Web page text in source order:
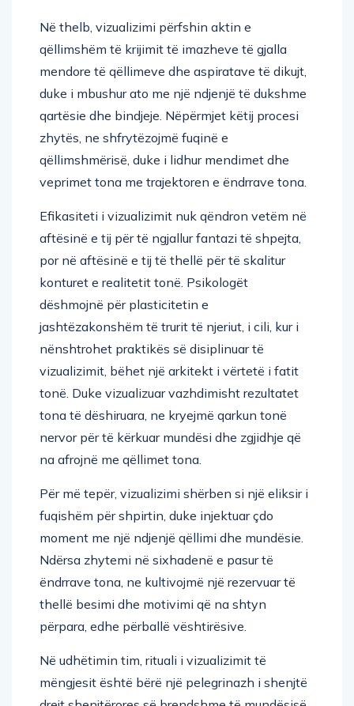
Në thelb, vizualizimi përfshin aktin e
qëllimshëm të krijimit të imazheve të gjalla
mendore të qëllimeve dhe aspiratave të dikujt,
duke i mbushur ato me një ndjenjë të dukshme
qartësie dhe bindjeje. Nëpërmjet këtij procesi
zhytës, ne shfrytëzojmë fuqinë e
qëllimshmërisë, duke i lidhur mendimet dhe
veprimet tona me trajektoren e ëndrrave tona.
Efikasiteti i vizualizimit nuk qëndron vetëm në
aftësinë e tij për të ngjallur fantazi të shpejta,
por në aftësinë e tij të thellë për të skalitur
konturet e realitetit tonë. Psikologët
dëshmojnë për plasticitetin e
jashtëzakonshëm të trurit të njeriut, i cili, kur i
nënshtrohet praktikës së disiplinuar të
vizualizimit, bëhet një arkitekt i vërtetë i fatit
tonë. Duke vizualizuar vazhdimisht rezultatet
tona të dëshiruara, ne kryejmë qarkun tonë
nervor për të kërkuar mundësi dhe zgjidhje që
na afrojnë me qëllimet tona.
Për më tepër, vizualizimi shërben si një eliksir i
fuqishëm për shpirtin, duke injektuar çdo
moment me një ndjenjë qëllimi dhe mundësie.
Ndërsa zhytemi në sixhadenë e pasur të
ëndrrave tona, ne kultivojmë një rezervuar të
thellë besimi dhe motivimi që na shtyn
përpara, edhe përballë vështirësive.
Në udhëtimin tim, rituali i vizualizimit të
mëngjesit është bërë një pelegrinazh i shenjtë